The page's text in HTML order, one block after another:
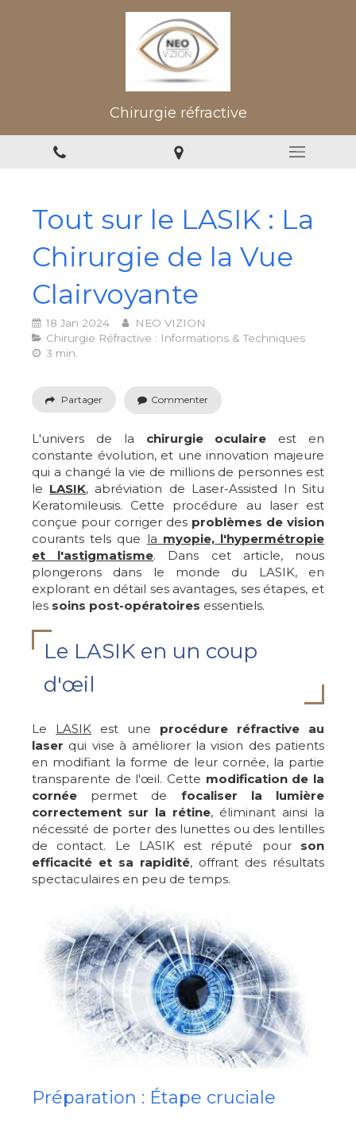
Chirurgie réfractive
Tout sur le LASIK : La
Chirurgie de la Vue
Clairvoyante
18 Jan 2024
NEO VIZION
Chirurgie Réfractive : Informations & Techniques
3 min.
Partager Commenter
L'univers de la chirurgie oculaire est en
constante évolution, et une innovation majeure
qui a changé la vie de millions de personnes est
le LASIK, abréviation de Laser-Assisted In Situ
Keratomileusis. Cette procédure au laser est
conçue pour corriger des problèmes de vision
courants tels que la myopie, l'hypermétropie
et l'astigmatisme. Dans cet article, nous
plongerons dans le monde du LASIK, en
explorant en détail ses avantages, ses étapes, et
les soins post-opératoires essentiels.
Le LASIK en un coup
d'œil
Le LASIK est une procédure réfractive au
laser qui vise à améliorer la vision des patients
en modifiant la forme de leur cornée, la partie
transparente de l'œil. Cette modification de la
cornée permet de focaliser la lumière
correctement sur la rétine, éliminant ainsi la
nécessité de porter des lunettes ou des lentilles
de contact. Le LASIK est réputé pour son
efficacité et sa rapidité, offrant des résultats
spectaculaires en peu de temps.
Préparation : Étape cruciale